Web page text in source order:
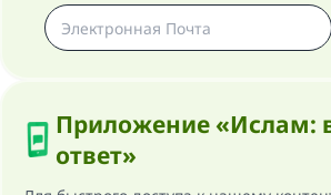
Приложение «Ислам:
ответ»